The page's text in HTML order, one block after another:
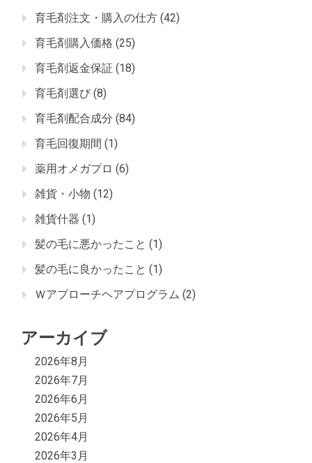
育毛剤注文・購入の仕方 (42)
育毛剤購入価格 (25)
育毛剤返金保証 (18)
育毛剤選び (8)
育毛剤配合成分 (84)
育毛回復期間 (1)
薬用オメガプロ (6)
雑貨・小物 (12)
雑貨什器 (1)
髪の毛に悪かったこと (1)
髪の毛に良かったこと (1)
Ｗアプローチヘアプログラム (2)
アーカイブ
2026年8月
2026年7月
2026年6月
2026年5月
2026年4月
2026年3月